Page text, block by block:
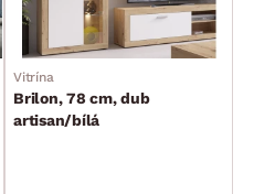
Vitrína
Brilon, 78 cm, dub
artisan/bílá